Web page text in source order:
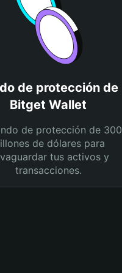
de protección de
Bitget Wallet
de protección de 300
de dólares para
tus activos y
transacciones.